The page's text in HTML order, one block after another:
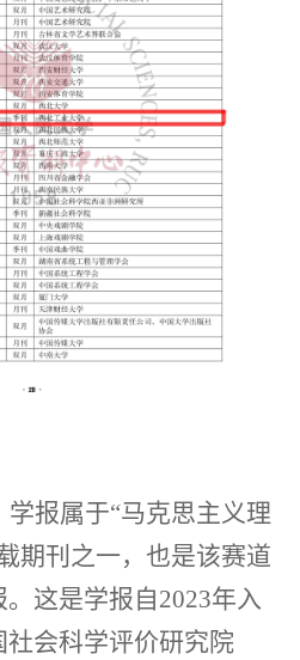
学报属于“马克思主义理
期刊之一， 也是该赛道
这是学报自2023年入
会科学评价研究院